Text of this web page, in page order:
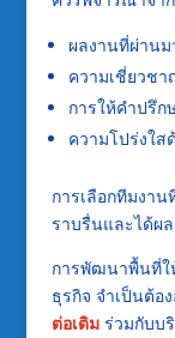
ผลงานที่ผ่านม
ความเชี่ยวช
การให้คำปรึก
ความโปร่งใส
การเลือกทีมงา
ราบรื่นและได้ผ
การพัฒนาพื้นที่ใ
ธุรกิจ จำเป็นต้อ
ต่อเติมร่วมกับบ